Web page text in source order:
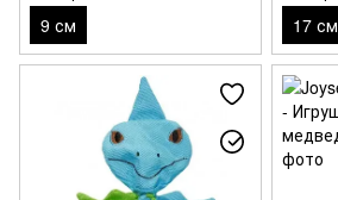
9 см 17 см